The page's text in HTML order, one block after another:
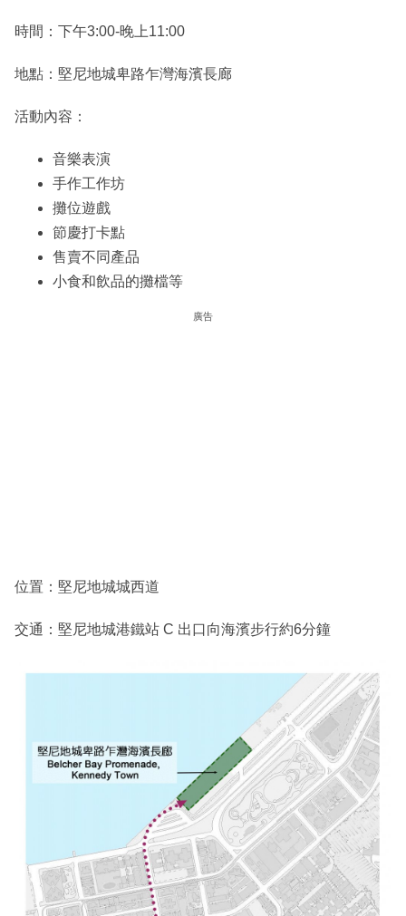
時間：下午3:00-晚上11:00
地點：堅尼地城卑路乍灣海濱長廊
活動內容：
音樂表演
手作工作坊
攤位遊戲
節慶打卡點
售賣不同產品
小食和飲品的攤檔等
廣告
位置：堅尼地城城西道
交通：堅尼地城港鐵站 C 出口向海濱步行約6分鐘